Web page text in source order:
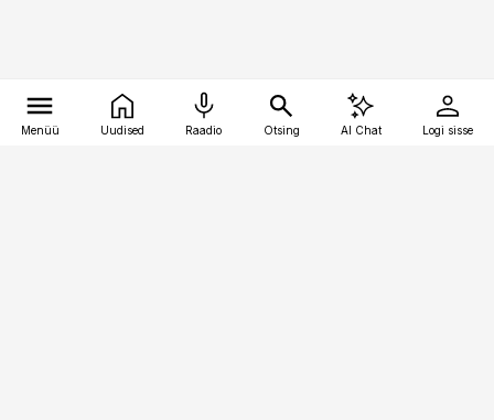
Menüü Uudised Raadio Otsing AI Chat Logi sisse